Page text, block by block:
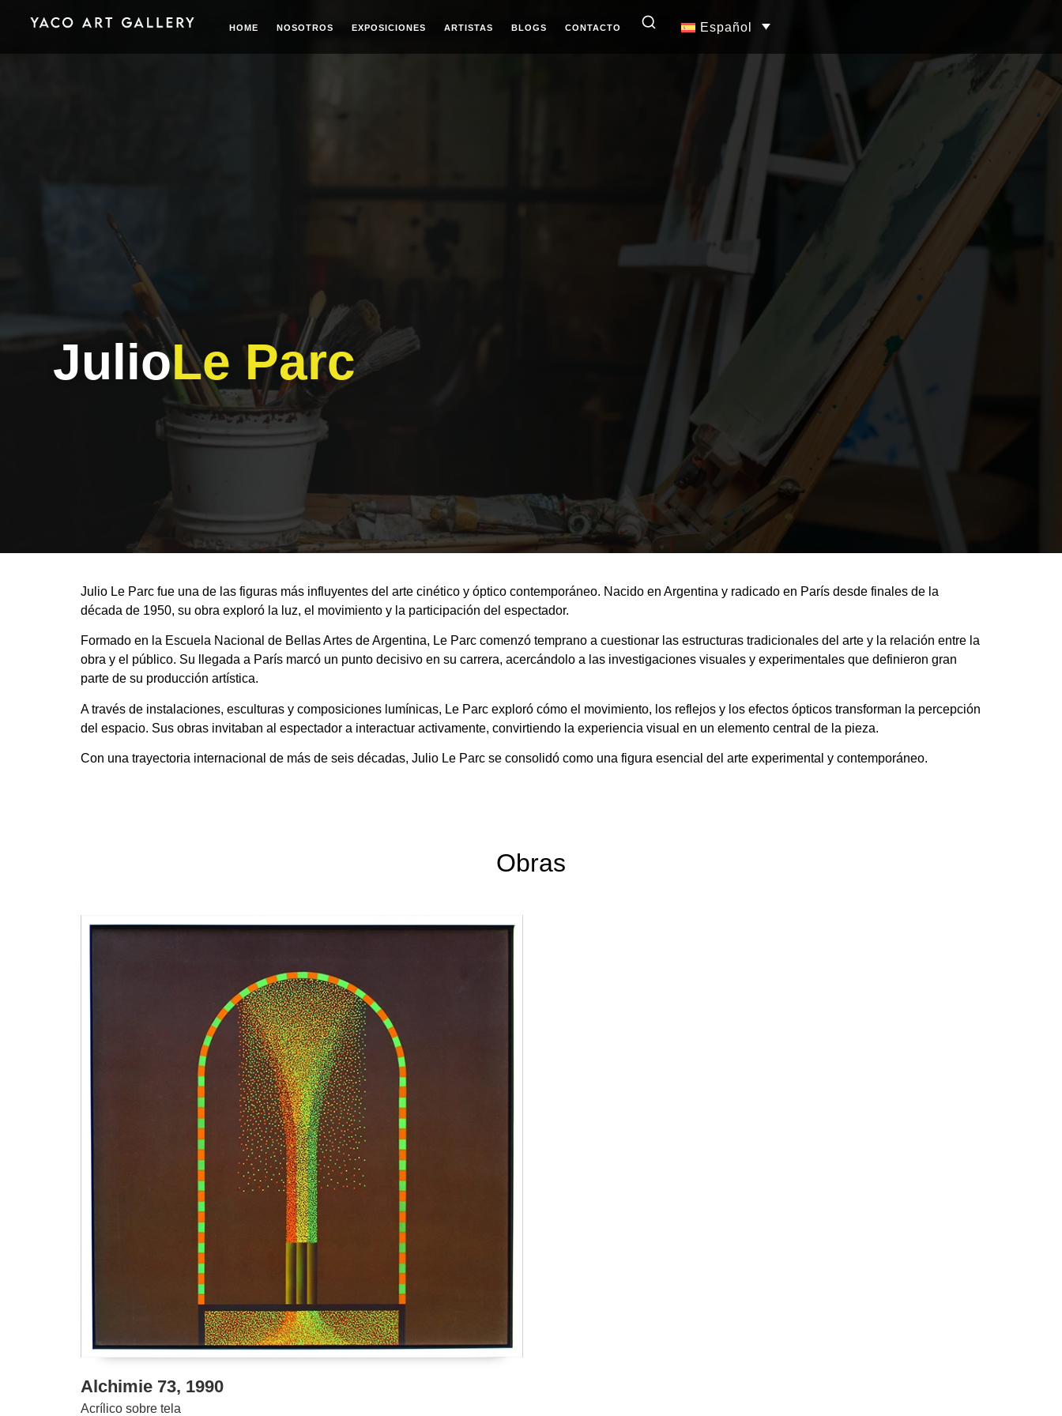
HOME NOSOTROS EXPOSICIONES ARTISTAS BLOGS CONTACTO Español
JulioLe Parc
Julio Le Parc fue una de las figuras más influyentes del arte cinético y óptico contemporáneo. Nacido en Argentina y radicado en París desde finales de la
década de 1950, su obra exploró la luz, el movimiento y la participación del espectador.
Formado en la Escuela Nacional de Bellas Artes de Argentina, Le Parc comenzó temprano a cuestionar las estructuras tradicionales del arte y la relación entre la
obra y el público. Su llegada a París marcó un punto decisivo en su carrera, acercándolo a las investigaciones visuales y experimentales que definieron gran
parte de su producción artística.
A través de instalaciones, esculturas y composiciones lumínicas, Le Parc exploró cómo el movimiento, los reflejos y los efectos ópticos transforman la percepción
del espacio. Sus obras invitaban al espectador a interactuar activamente, convirtiendo la experiencia visual en un elemento central de la pieza.
Con una trayectoria internacional de más de seis décadas, Julio Le Parc se consolidó como una figura esencial del arte experimental y contemporáneo.
Obras
Alchimie 73, 1990
Acrílico sobre tela